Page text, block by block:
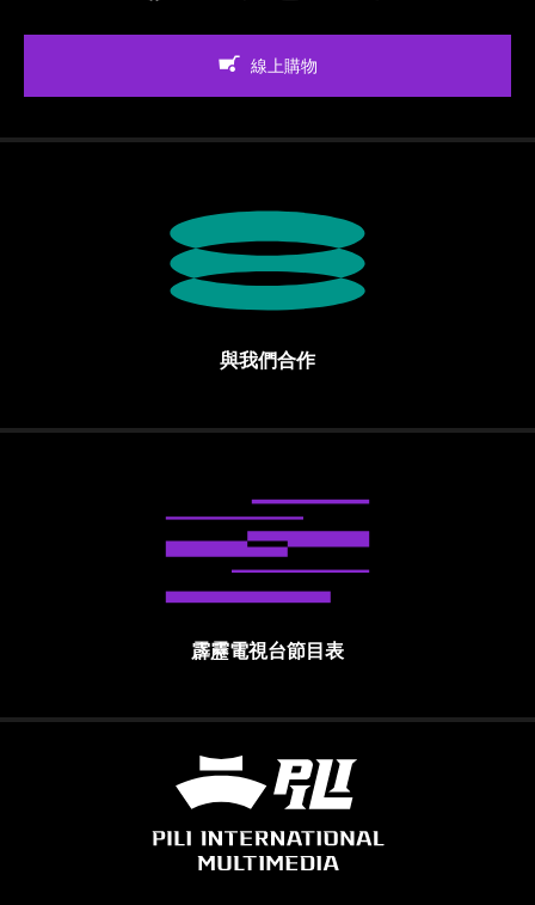
線上購物
與我們合作
霹靂電視台節目表
霹靂國際多媒體股份有限公司 PILI